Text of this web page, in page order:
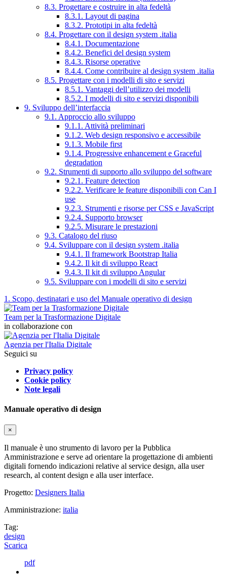
8.3. Progettare e costruire in alta fedeltà
8.3.1. Layout di pagina
8.3.2. Prototipi in alta fedeltà
8.4. Progettare con il design system .italia
8.4.1. Documentazione
8.4.2. Benefici del design system
8.4.3. Risorse operative
8.4.4. Come contribuire al design system .italia
8.5. Progettare con i modelli di sito e servizi
8.5.1. Vantaggi dell’utilizzo dei modelli
8.5.2. I modelli di sito e servizi disponibili
9. Sviluppo dell’interfaccia
9.1. Approccio allo sviluppo
9.1.1. Attività preliminari
9.1.2. Web design responsivo e accessibile
9.1.3. Mobile first
9.1.4. Progressive enhancement e Graceful
degradation
9.2. Strumenti di supporto allo sviluppo del software
9.2.1. Feature detection
9.2.2. Verificare le feature disponibili con Can I
use
9.2.3. Strumenti e risorse per CSS e JavaScript
9.2.4. Supporto browser
9.2.5. Misurare le prestazioni
9.3. Catalogo del riuso
9.4. Sviluppare con il design system .italia
9.4.1. Il framework Bootstrap Italia
9.4.2. Il kit di sviluppo React
9.4.3. Il kit di sviluppo Angular
9.5. Sviluppare con i modelli di sito e servizi
1. Scopo, destinatari e uso del Manuale operativo di design
Team per la Trasformazione Digitale
in collaborazione con
Agenzia per l'Italia Digitale
Seguici su
Privacy policy
Cookie policy
Note legali
Manuale operativo di design
×
Il manuale è uno strumento di lavoro per la Pubblica
Amministrazione e serve ad orientare la progettazione di ambienti
digitali fornendo indicazioni relative al service design, alla user
research, al content design e alla user interface.
Progetto: Designers Italia
Amministrazione: italia
Tag:
design
Scarica
pdf